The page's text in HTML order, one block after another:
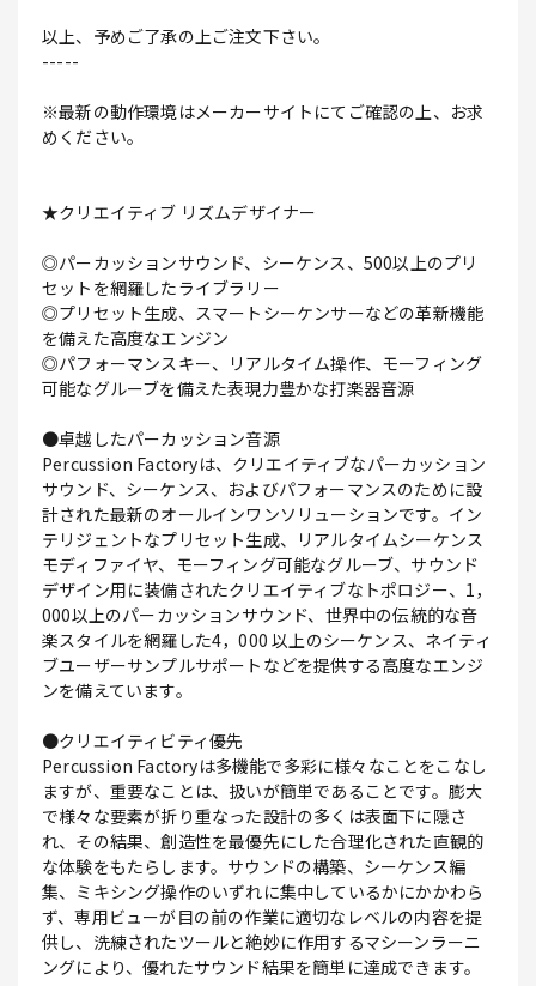
以上、予めご了承の上ご注文下さい。
-----
※最新の動作環境はメーカーサイトにてご確認の上、お求
めください。
★クリエイティブ リズムデザイナー
◎パーカッションサウンド、シーケンス、500以上のプリ
セットを網羅したライブラリー
◎プリセット生成、スマートシーケンサーなどの革新機能
を備えた高度なエンジン
◎パフォーマンスキー、リアルタイム操作、モーフィング
可能なグルーブを備えた表現力豊かな打楽器音源
●卓越したパーカッション音源
Percussion Factoryは、クリエイティブなパーカッション
サウンド、シーケンス、およびパフォーマンスのために設
計された最新のオールインワンソリューションです。イン
テリジェントなプリセット生成、リアルタイムシーケンス
モディファイヤ、モーフィング可能なグルーブ、サウンド
デザイン用に装備されたクリエイティブなトポロジー、1，
000以上のパーカッションサウンド、世界中の伝統的な音
楽スタイルを網羅した4，000 以上のシーケンス、ネイティ
ブユーザーサンプルサポートなどを提供する高度なエンジ
ンを備えています。
●クリエイティビティ優先
Percussion Factoryは多機能で多彩に様々なことをこなし
ますが、重要なことは、扱いが簡単であることです。膨大
で様々な要素が折り重なった設計の多くは表面下に隠さ
れ、その結果、創造性を最優先にした合理化された直観的
な体験をもたらします。サウンドの構築、シーケンス編
集、ミキシング操作のいずれに集中しているかにかかわら
ず、専用ビューが目の前の作業に適切なレベルの内容を提
供し、洗練されたツールと絶妙に作用するマシーンラーニ
ングにより、優れたサウンド結果を簡単に達成できます。